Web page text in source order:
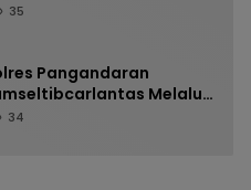
35
Pangandaran
Melalui
Pagi
34